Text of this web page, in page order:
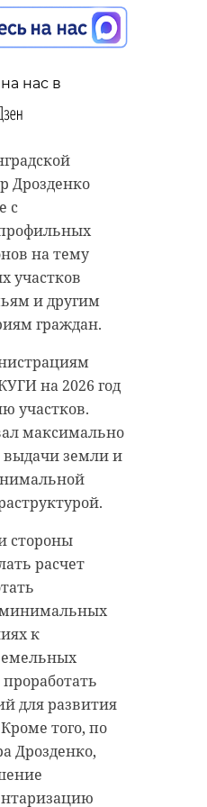
нас в
Дрозденко
с
на тему
участков
и другим
граждан.
на 2026 год
участков.
максимально
выдачи земли и
стороны
расчет
минимальных
к
для развития
того, по
Дрозденко,
нас в
X фестиваль
в
более ста
от 7 до 17
в
учащихся
а также
и
Участники
основных
и
творчество.
возрастных
на
нас в
35,7 тысячи
и
старше 80
выплату к
фонда
80-
имеют право на
части
старости.
за днем
фиксированной
9 584,69
80 лет
до 19 169,38
с
не